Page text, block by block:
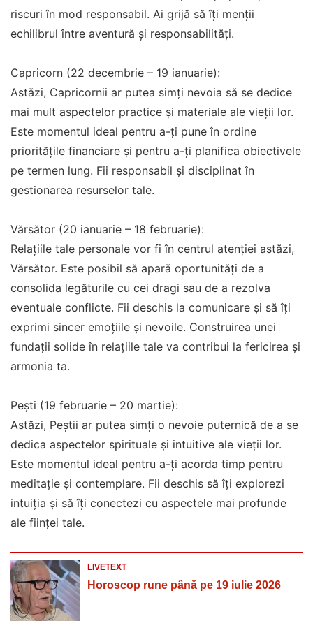
riscuri în mod responsabil. Ai grijă să îți menții
echilibrul între aventură și responsabilități.
Capricorn (22 decembrie – 19 ianuarie):
Astăzi, Capricornii ar putea simți nevoia să se dedice
mai mult aspectelor practice și materiale ale vieții lor.
Este momentul ideal pentru a-ți pune în ordine
prioritățile financiare și pentru a-ți planifica obiectivele
pe termen lung. Fii responsabil și disciplinat în
gestionarea resurselor tale.
Vărsător (20 ianuarie – 18 februarie):
Relațiile tale personale vor fi în centrul atenției astăzi,
Vărsător. Este posibil să apară oportunități de a
consolida legăturile cu cei dragi sau de a rezolva
eventuale conflicte. Fii deschis la comunicare și să îți
exprimi sincer emoțiile și nevoile. Construirea unei
fundații solide în relațiile tale va contribui la fericirea și
armonia ta.
Pești (19 februarie – 20 martie):
Astăzi, Peștii ar putea simți o nevoie puternică de a se
dedica aspectelor spirituale și intuitive ale vieții lor.
Este momentul ideal pentru a-ți acorda timp pentru
meditație și contemplare. Fii deschis să îți explorezi
intuiția și să îți conectezi cu aspectele mai profunde
ale ființei tale.
LIVETEXT
Horoscop rune până pe 19 iulie 2026